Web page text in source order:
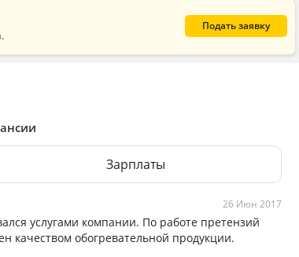
Подать заявку
Зарплаты
26 Июн 2017
услугами компании. По работе претензий
качеством обогревательной продукции.